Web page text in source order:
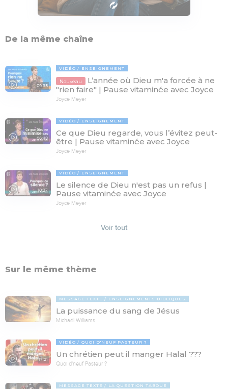
De la même chaîne
09:35
VIDÉO ENSEIGNEMENT
Nouveau
L’année où Dieu m'a forcée à ne
"rien faire" | Pause vitaminée avec Joyce
Joyce Meyer
06:48
VIDÉO ENSEIGNEMENT
Ce que Dieu regarde, vous l’évitez peut-
être | Pause vitaminée avec Joyce
Joyce Meyer
10:37
VIDÉO ENSEIGNEMENT
Le silence de Dieu n'est pas un refus |
Pause vitaminée avec Joyce
Joyce Meyer
Voir tout
Sur le même thème
MESSAGE TEXTE ENSEIGNEMENTS BIBLIQUES
La puissance du sang de Jésus
Michaël Williams
17:21
VIDÉO QUOI D'NEUF PASTEUR ?
Un chrétien peut il manger Halal ???
Quoi d'neuf Pasteur ?
MESSAGE TEXTE LA QUESTION TABOUE